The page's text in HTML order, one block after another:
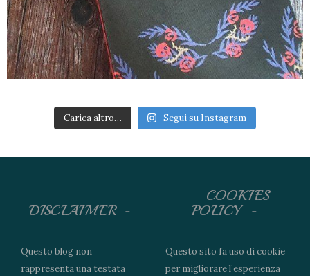
Carica altro… Segui su Instagram
DISCLAIMER
Questo blog non
rappresenta una testata
COOKIES
POLICY
Questo sito fa uso di cookie
per migliorare l’esperienza